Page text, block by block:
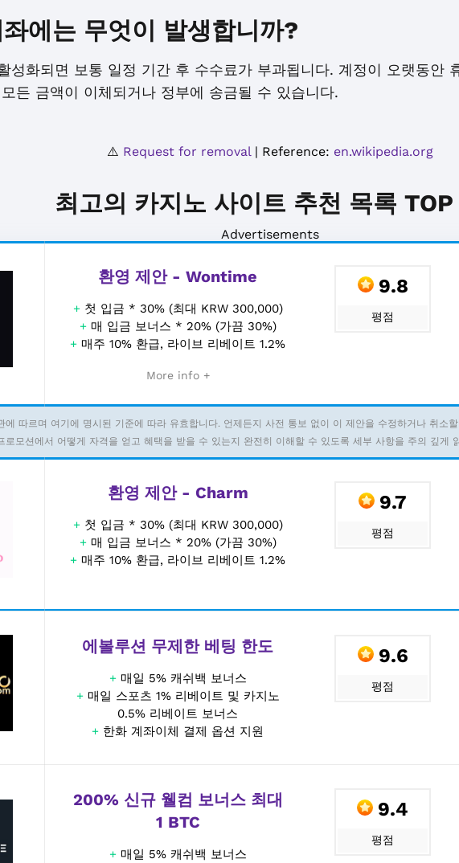
에는 무엇이 발생합니까?
성화되면 보통 일정 기간 후 수수료가 부과됩니다. 계정이 오랫동안
든 금액이 이체되거나 정부에 송금될 수 있습니다.
⚠️ Request for removal| Reference: en.wikipedia.org
최고의 카지노 사이트 추천 목록 TOP
Advertisements
환영 제안 - Wontime
+ 첫 입금 * 30% (최대 KRW 300,000)
+ 매 입금 보너스 * 20% (가끔 30%)
+ 매주 10% 환급, 라이브 리베이트 1.2%
More info +
9.8
평점
에 따르며 여기에 명시된 기준에 따라 유효합니다. 언제든지 사전 통보 없이 이 제안을 수정하거나 취소
로모션에서 어떻게 자격을 얻고 혜택을 받을 수 있는지 완전히 이해할 수 있도록 세부 사항을 주의 깊게
환영 제안 - Charm
+ 첫 입금 * 30% (최대 KRW 300,000)
+ 매 입금 보너스 * 20% (가끔 30%)
+ 매주 10% 환급, 라이브 리베이트 1.2%
9.7
평점
에볼루션 무제한 베팅 한도
+ 매일 5% 캐쉬백 보너스
+ 매일 스포츠 1% 리베이트 및 카지노
0.5% 리베이트 보너스
+ 한화 계좌이체 결제 옵션 지원
9.6
평점
200% 신규 웰컴 보너스 최대
1 BTC
+ 매일 5% 캐쉬백 보너스
9.4
평점